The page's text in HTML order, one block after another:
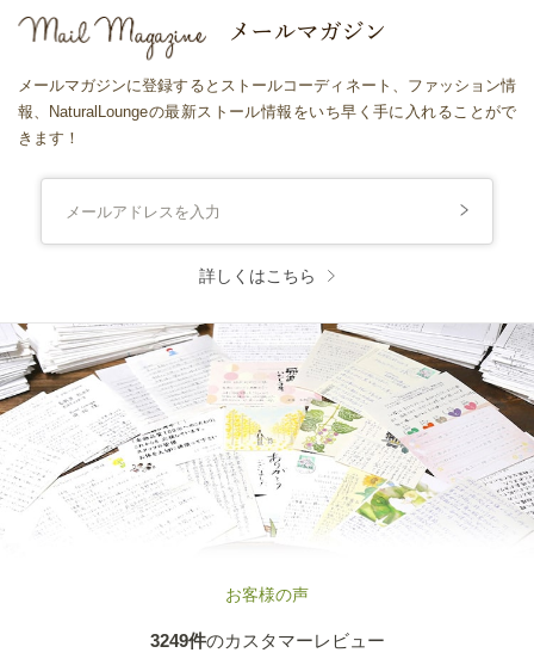
メールマガジンに登録するとストールコーディネート、ファッション情
報、NaturalLoungeの最新ストール情報をいち早く手に入れることがで
きます！
詳しくはこちら
お客様の声
3249件のカスタマーレビュー